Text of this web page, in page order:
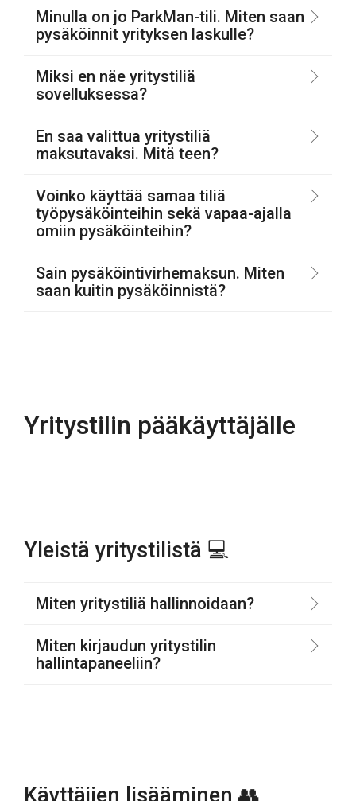
Minulla on jo ParkMan-tili. Miten saan
pysäköinnit yrityksen laskulle?
Miksi en näe yritystiliä
sovelluksessa?
En saa valittua yritystiliä
maksutavaksi. Mitä teen?
Voinko käyttää samaa tiliä
työpysäköinteihin sekä vapaa-ajalla
omiin pysäköinteihin?
Sain pysäköintivirhemaksun. Miten
saan kuitin pysäköinnistä?
Yritystilin pääkäyttäjälle
Yleistä yritystilistä 💻
Miten yritystiliä hallinnoidaan?
Miten kirjaudun yritystilin
hallintapaneeliin?
Käyttäjien lisääminen 👥